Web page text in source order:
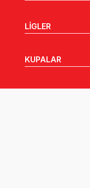
LİGLER
KUPALAR